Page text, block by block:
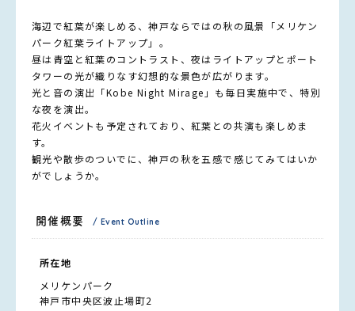
海辺で紅葉が楽しめる、神戸ならではの秋の風景「メリケン
パーク紅葉ライトアップ」。
昼は青空と紅葉のコントラスト、夜はライトアップとポート
タワーの光が織りなす幻想的な景色が広がります。
光と音の演出「Kobe Night Mirage」も毎日実施中で、特別
な夜を演出。
花火イベントも予定されており、紅葉との共演も楽しめま
す。
観光や散歩のついでに、神戸の秋を五感で感じてみてはいか
がでしょうか。
開催概要 / Event Outline
所在地
メリケンパーク
神戸市中央区波止場町2